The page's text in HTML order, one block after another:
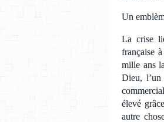
Un
La crise
française
mille ans
Dieu, l’un
élevé
autre